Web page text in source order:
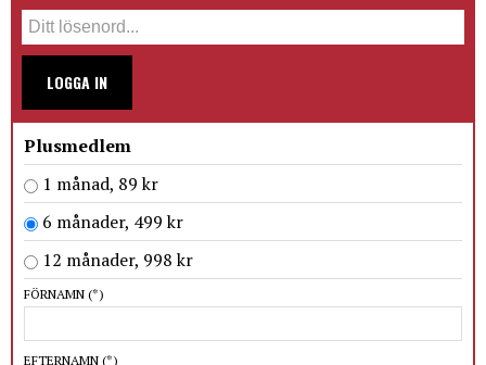
LOGGA IN
Plusmedlem
1 månad, 89 kr
6 månader, 499 kr
12 månader, 998 kr
FÖRNAMN (*)
EFTERNAMN (*)